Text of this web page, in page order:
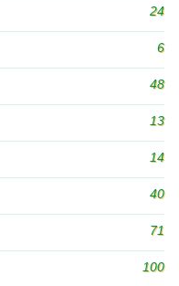
24
6
48
13
14
40
71
100